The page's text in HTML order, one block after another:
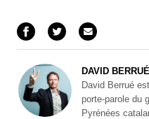
DAVID BERRUÉ
David Berrué
porte-parole du
Pyrénées